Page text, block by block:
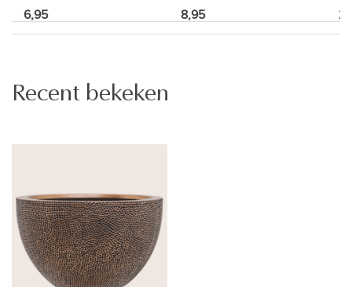
6,95 8,95
Recent bekeken